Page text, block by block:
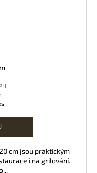
cm jsou praktickým
i na grilování.